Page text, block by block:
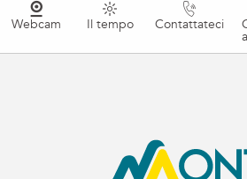
Webcam Il tempo Contattateci